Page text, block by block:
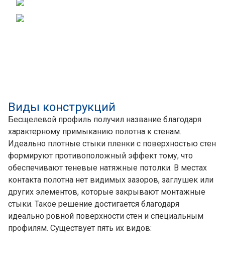
Виды конструкций
Бесщелевой профиль получил название благодаря
характерному примыканию полотна к стенам.
Идеально плотные стыки пленки с поверхностью стен
формируют противоположный эффект тому, что
обеспечивают теневые натяжные потолки. В местах
контакта полотна нет видимых зазоров, заглушек или
других элементов, которые закрывают монтажные
стыки. Такое решение достигается благодаря
идеально ровной поверхности стен и специальным
профилям. Существует пять их видов: